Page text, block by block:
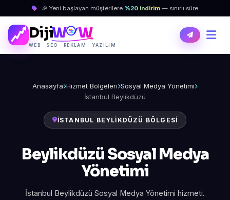
🎉 Yeni başlayan müşterilere %20 indirim — sınırlı süre
DijiW W
WEB · SEO · REKLAM · YAZILIM
Anasayfa Hizmet Bölgeleri Sosyal Medya Yönetimi
İstanbul Beylikdüzü
İSTANBUL BEYLIKDÜZÜ BÖLGESI
Beylikdüzü Sosyal Medya
Yönetimi
İstanbul Beylikdüzü Sosyal Medya Yönetimi hizmeti.